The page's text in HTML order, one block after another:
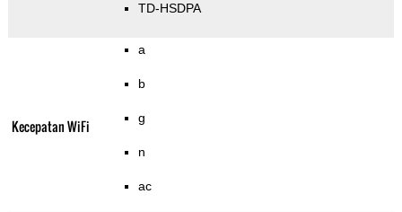
TD-HSDPA
Kecepatan WiFi
a
b
g
n
ac